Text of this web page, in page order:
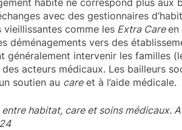
avec des gestionnaires
vieillissantes comme les Extra Careen
déménagements vers des
généralement intervenir les familles
acteurs médicaux. Les bailleurs
soutien au careet à l’aide médicale.
entre habitat, care et soins médicaux.